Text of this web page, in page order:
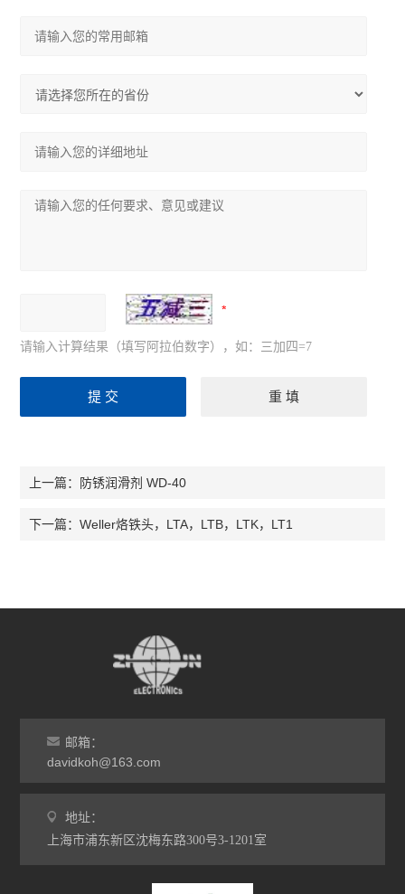
请输入计算结果（填写阿拉伯数字），如：三加四=7
上一篇： 防锈润滑剂 WD-40
下一篇：Weller烙铁头，LTA，LTB，LTK，LT1
邮箱：
davidkoh@163.com
地址：
上海市浦东新区沈梅东路300号3-1201室